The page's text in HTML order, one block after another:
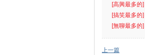
出首位
[高興最多的]
[搞笑最多的]
遮
[無聊最多的]
催
上一篇